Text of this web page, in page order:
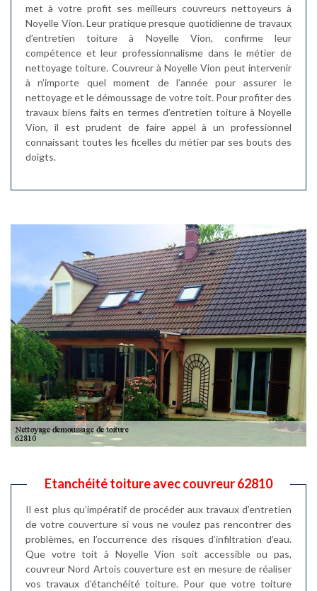
met à votre profit ses meilleurs couvreurs nettoyeurs à
Noyelle Vion. Leur pratique presque quotidienne de travaux
d’entretien toiture à Noyelle Vion, confirme leur
compétence et leur professionnalisme dans le métier de
nettoyage toiture. Couvreur à Noyelle Vion peut intervenir
à n’importe quel moment de l’année pour assurer le
nettoyage et le démoussage de votre toit. Pour profiter des
travaux biens faits en termes d’entretien toiture à Noyelle
Vion, il est prudent de faire appel à un professionnel
connaissant toutes les ficelles du métier par ses bouts des
doigts.
Etanchéité toiture avec couvreur 62810
Il est plus qu’impératif de procéder aux travaux d’entretien
de votre couverture si vous ne voulez pas rencontrer des
problèmes, en l’occurrence des risques d’infiltration d’eau.
Que votre toit à Noyelle Vion soit accessible ou pas,
couvreur Nord Artois couverture est en mesure de réaliser
vos travaux d’étanchéité toiture. Pour que votre toiture